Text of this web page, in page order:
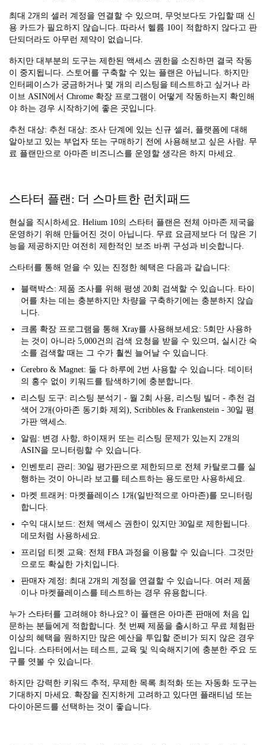
최대 2개의 셀러 계정을 연결할 수 있으며, 무엇보다도 가입할 때 신
용 카드가 필요하지 않습니다. 따라서 헬륨 10이 적합하지 않다고 판
단되더라도 아무런 제약이 없습니다.
하지만 대부분의 도구는 제한된 액세스 권한을 소진하면 결국 작동
이 중지됩니다. 스토어를 구축할 수 있는 플랜은 아닙니다. 하지만
인터페이스가 궁금하거나 몇 개의 리스팅을 테스트하고 싶거나 라
이브 ASIN에서 Chrome 확장 프로그램이 어떻게 작동하는지 확인해
야 하는 경우 시작하기에 좋은 곳입니다.
추천 대상: 추천 대상: 조사 단계에 있는 신규 셀러, 플랫폼에 대해
알아보고 있는 부업자 또는 구매하기 전에 사용해보고 싶은 사람. 무
료 플랜만으로 아마존 비즈니스를 운영할 생각은 하지 마세요.
스타터 플랜: 더 스마트한 런치패드
현실을 직시하세요. Helium 10의 스타터 플랜은 전체 아마존 제국을
운영하기 위해 만들어진 것이 아닙니다. 무료 요금제보다 더 많은 기
능을 제공하지만 여전히 제한적인 보조 바퀴 구성과 비슷합니다.
스타터를 통해 얻을 수 있는 진정한 혜택은 다음과 같습니다:
블랙박스: 제품 조사를 위해 평생 20회 검색할 수 있습니다. 타이
어를 차는 데는 충분하지만 차량을 구축하기에는 충분하지 않습
니다.
크롬 확장 프로그램을 통해 Xray를 사용해보세요: 5회만 사용하
는 것이 아니라 5,000건의 검색 요청을 받을 수 있으며, 실시간 숙
소를 검색할 때는 그 수가 훨씬 늘어날 수 있습니다.
Cerebro & Magnet: 둘 다 하루에 2번 사용할 수 있습니다. 데이터
의 홍수 없이 키워드를 탐색하기에 충분합니다.
리스팅 도구: 리스팅 분석기 - 월 2회 사용, 리스팅 빌더 - 추천 검
색어 2개(아마존 동기화 제외), Scribbles & Frankenstein - 30일 평
가판 액세스.
알림: 변경 사항, 하이재커 또는 리스팅 문제가 있는지 2개의
ASIN을 모니터링할 수 있습니다.
인벤토리 관리: 30일 평가판으로 제한되므로 전체 카탈로그를 실
행하는 것이 아니라 보고를 테스트하는 용도로만 사용하세요.
마켓 트래커: 마켓플레이스 1개(일반적으로 아마존)를 모니터링
합니다.
수익 대시보드: 전체 액세스 권한이 있지만 30일로 제한됩니다.
데모처럼 사용하세요.
프리덤 티켓 교육: 전체 FBA 과정을 이용할 수 있습니다. 그것만
으로도 확실한 가치입니다.
판매자 계정: 최대 2개의 계정을 연결할 수 있습니다. 여러 제품
이나 마켓플레이스를 테스트하는 경우 유용합니다.
누가 스타터를 고려해야 하나요? 이 플랜은 아마존 판매에 처음 입
문하는 분들에게 적합합니다. 첫 번째 제품을 출시하고 무료 체험판
이상의 혜택을 원하지만 많은 예산을 투입할 준비가 되지 않은 경우
입니다. 스타터에서는 테스트, 교육 및 익숙해지기에 충분한 주요 도
구를 엿볼 수 있습니다.
하지만 강력한 키워드 추적, 무제한 목록 최적화 또는 자동화 도구는
기대하지 마세요. 확장을 진지하게 고려하고 있다면 플래티넘 또는
다이아몬드를 선택하는 것이 좋습니다.